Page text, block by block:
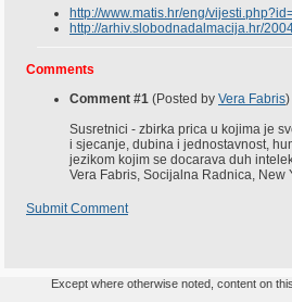
http://www.matis.hr/eng/
http://arhiv.slobodnadalmacija.hr/
Comments
Comment #1 (Posted by Vera Fabris)
Susretnici - zbirka prica u kojima je
i sjecanje, dubina i jednostavnost,
jezikom kojim se docarava duh
Vera Fabris, Socijalna Radnica, New
Submit Comment
Except where otherwise noted, content on